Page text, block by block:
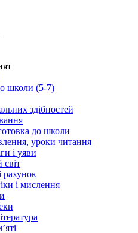
школи (5-7)
здібностей
до школи
уроки читання
і уяви
рахунок
і мислення